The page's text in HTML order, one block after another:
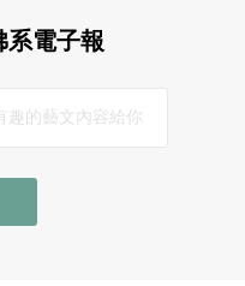
系電子報